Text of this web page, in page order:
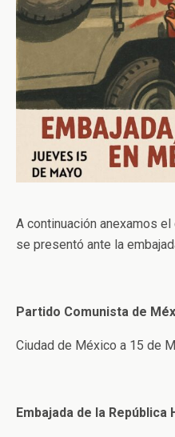
A continuación anexamos
se presentó ante la
Partido Comunista de
Ciudad de México a 15 de
Embajada de la República